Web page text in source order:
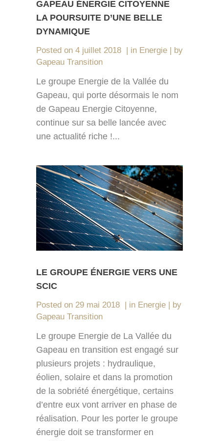
GAPEAU ÉNERGIE CITOYENNE
LA POURSUITE D’UNE BELLE
DYNAMIQUE
Posted on 4 juillet 2018 in Energie
by
Gapeau Transition
Le groupe Energie de la Vallée du
Gapeau, qui porte désormais le nom
de Gapeau Energie Citoyenne,
continue sur sa belle lancée avec
une actualité riche !...
LE GROUPE ÉNERGIE VERS UNE
SCIC
Posted on 29 mai 2018 in Energie
by
Gapeau Transition
Le groupe Energie de La Vallée du
Gapeau en transition est engagé sur
plusieurs projets : hydraulique,
éolien, solaire et dans la promotion
de la sobriété énergétique, certains
d’entre eux vont arriver en phase de
réalisation. Pour les porter le groupe
énergie doit se transformer en